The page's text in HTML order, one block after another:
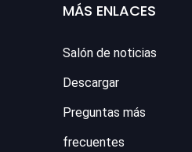
MÁS ENLACES
Salón de noticias
Descargar
Preguntas más
frecuentes